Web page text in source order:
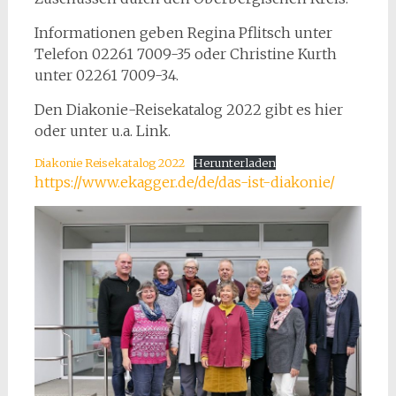
Informationen geben Regina Pflitsch unter
Telefon 02261 7009-35 oder Christine Kurth
unter 02261 7009-34.
Den Diakonie-Reisekatalog 2022 gibt es hier
oder unter u.a. Link.
Diakonie Reisekatalog 2022 Herunterladen
https://www.ekagger.de/de/das-ist-diakonie/